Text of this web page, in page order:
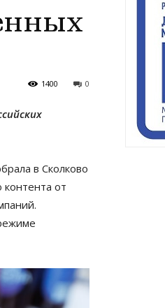
0
1400
в Сколково
контента от